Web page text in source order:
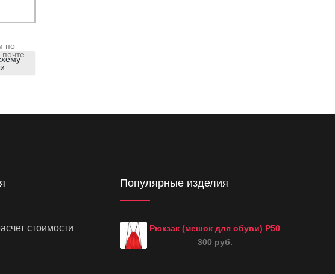
по
почте
стоимости
Популярные изделия
Рюкзак (мешок для обуви) Р50
300 руб.